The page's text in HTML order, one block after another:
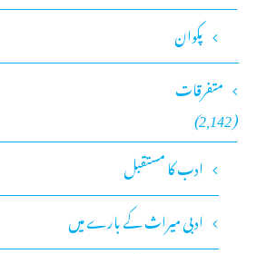
پکوان
متفرقات
(2,142)
ادب کا مستقبل
ادبی میراث کے بارے میں